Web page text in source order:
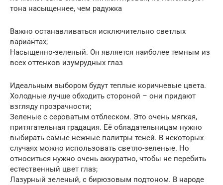
тона насыщеннее, чем радужка
Важно останавливаться исключительно светлых
вариантах;
Насыщенно-зеленый. Он является наиболее темным из
всех оттенков изумрудных глаз
Идеальным выбором будут теплые коричневые цвета.
Холодные лучше обходить стороной – они придают
взгляду прозрачности;
Зеленые с сероватым отблеском. Это очень мягкая,
притягательная градация. Её обладательницам нужно
выбирать самые нежные палитры теней. В некоторых
случаях можно использовать светло-зеленые. Но
относиться нужно очень аккуратно, чтобы не перебить
естественный цвет глаз;
Лазурный зеленый, с бирюзовым подтоном. В народе